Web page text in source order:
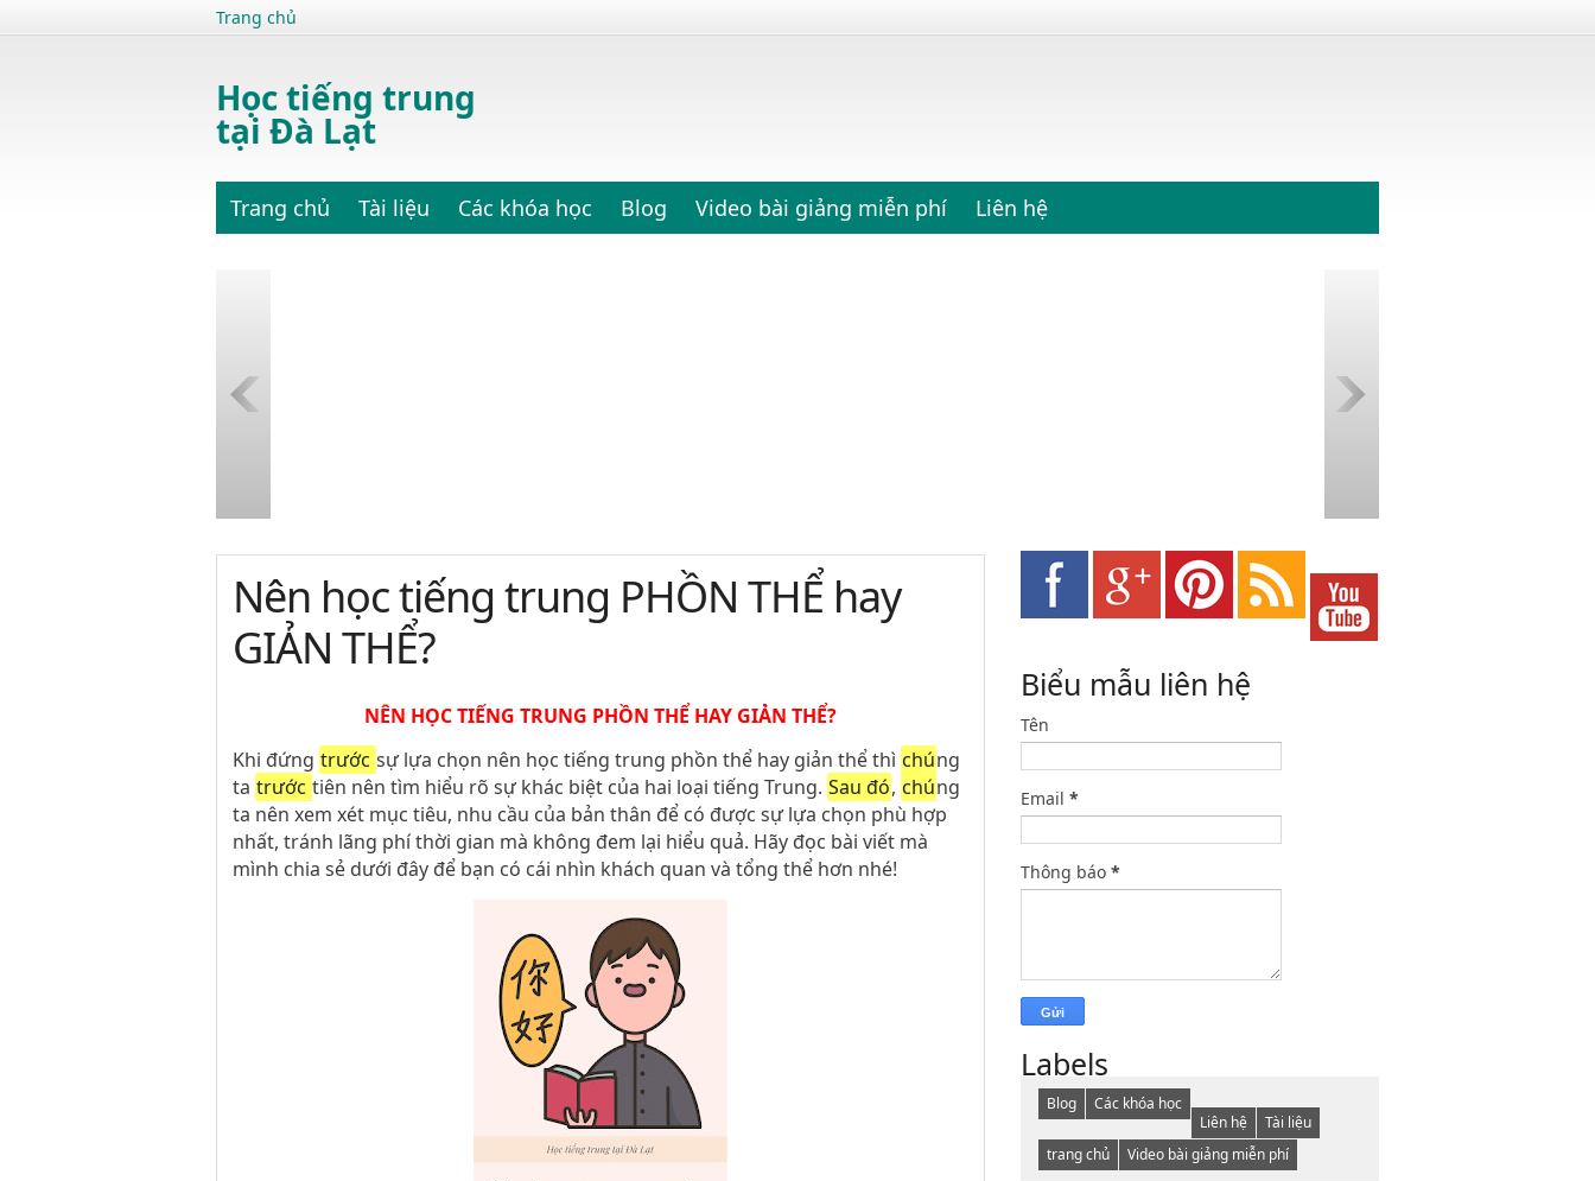
Trang chủ
Học tiếng trung
tại Đà Lạt
Trang chủ Tài liệu Các khóa học Blog Video bài giảng miễn phí Liên hệ
Nên học tiếng trung PHỒN THỂ hay
GIẢN THỂ?
NÊN HỌC TIẾNG TRUNG PHỒN THỂ HAY GIẢN THỂ?
Khi đứng trước sự lựa chọn nên học tiếng trung phồn thể hay giản thểthì chúng
ta trước tiên nên tìm hiểu rõ sự khác biệt của hai loại tiếng Trung. Sau đó, chúng
ta nên xem xét mục tiêu, nhu cầu của bản thân để có được sự lựa chọn phù hợp
nhất, tránh lãng phí thời gian mà không đem lại hiểu quả. Hãy đọc bài viết mà
mình chia sẻ dưới đây để bạn có cái nhìn khách quan và tổng thể hơn nhé!
Biểu mẫu liên hệ
Tên
Email *
Thông báo *
Labels
Blog
Các khóa học
Liên hệ
Tài liệu
trang chủ
Video bài giảng miễn phí